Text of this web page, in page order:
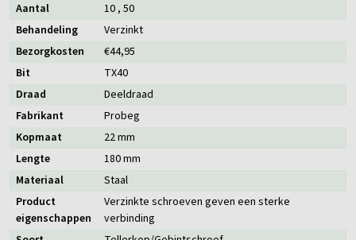
Aantal 10, 50
Behandeling
Verzinkt
Bezorgkosten
€44,95
Bit
TX40
Draad
Deeldraad
Fabrikant
Probeg
Kopmaat
22 mm
Lengte
180 mm
Materiaal
Staal
Product
eigenschappen
Verzinkte schroeven geven een sterke
verbinding